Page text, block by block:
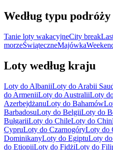
Według typu podróży
Tanie loty wakacyjneCity break
morzeŚwiąteczneMajówka
Loty według kraju
Loty do AlbaniiLoty do Arabii
do ArmeniiLoty do AustraliiLoty
AzerbejdżanuLoty do Bahamów
BarbadosuLoty do BelgiiLoty do
BułgariiLoty do ChileLoty do Chin
CypruLoty do CzarnogóryLoty do
DominikanyLoty do EgiptuLoty
do EtiopiiLoty do FidżiLoty do